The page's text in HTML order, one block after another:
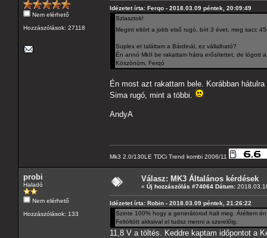
Nem elérhető
Hozzászólások: 27118
Idézetet írta: Ferqo - 2018.03.09 péntek, 20:09:49
Sziasztok!
Megint eltört a jobb első rugó, bírt 3 évet, meg sacc
Suplex et találtam a Bárdinál, ez vállalható?
Én annó MkII be rakattam hátra erősítettet, de lógott
Köszönöm, Ferqó
Én most azt rakattam bele. Korábban
Sima rugó, mint a többi.
AndyA
Mk3 2.0/130LE TDCi Trend kombi 2006/11
probi
Haladó
Nem elérhető
Hozzászólások: 133
Válasz: MK3 Általános kérdések
« Új hozzászólás #74064 Dátum:
Idézetet írta: Robin - 2018.03.09 péntek, 21:26:22
Szinte 100% hogy a generátorod halt meg. Átéltem
Feltöltött akksival el tudsz menni a szerelőig.
11,8 V a töltés. Keddre kaptam időpontot a